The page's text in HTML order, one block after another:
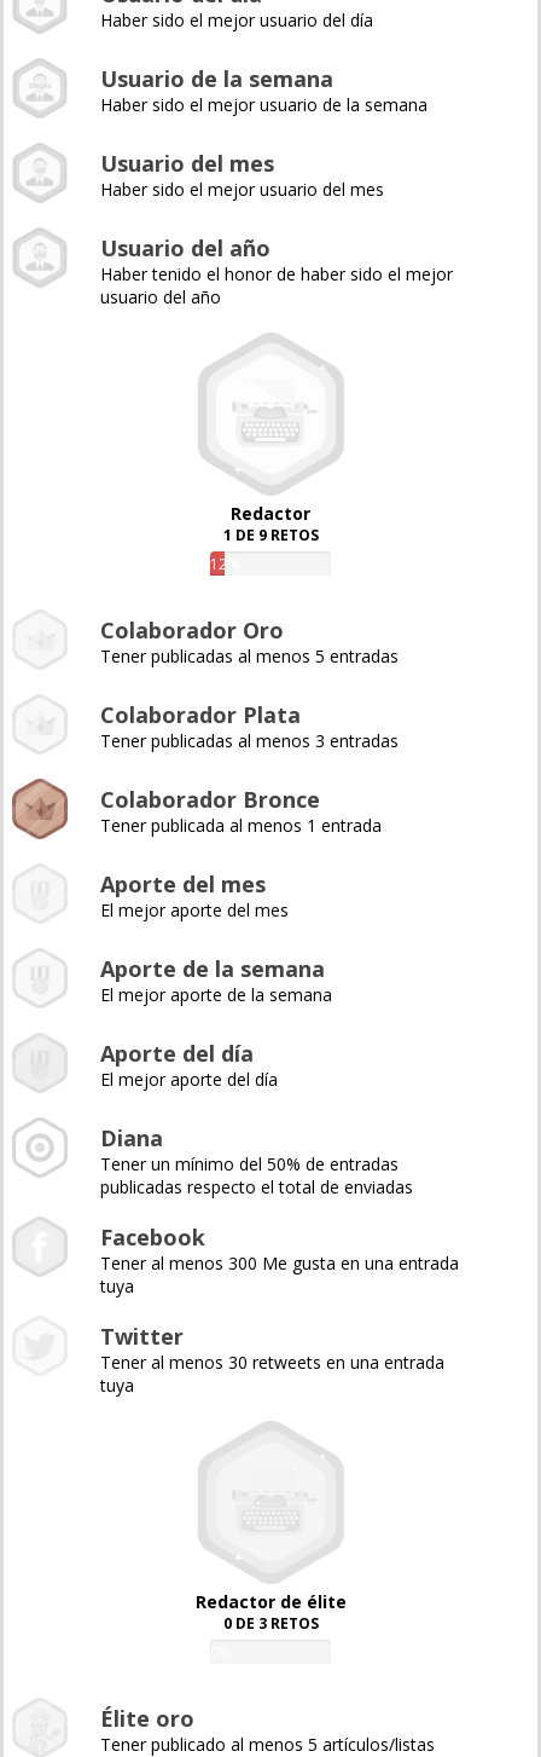
Haber sido el mejor usuario del día
Usuario de la semana
Haber sido el mejor usuario de la semana
Usuario del mes
Haber sido el mejor usuario del mes
Usuario del año
Haber tenido el honor de haber sido el mejor
usuario del año
Redactor
1 DE 9 RETOS
12%
Colaborador Oro
Tener publicadas al menos 5 entradas
Colaborador Plata
Tener publicadas al menos 3 entradas
Colaborador Bronce
Tener publicada al menos 1 entrada
Aporte del mes
El mejor aporte del mes
Aporte de la semana
El mejor aporte de la semana
Aporte del día
El mejor aporte del día
Diana
Tener un mínimo del 50% de entradas
publicadas respecto el total de enviadas
Facebook
Tener al menos 300 Me gusta en una entrada
tuya
Twitter
Tener al menos 30 retweets en una entrada
tuya
Redactor de élite
0 DE 3 RETOS
Élite oro
Tener publicado al menos 5 artículos/listas